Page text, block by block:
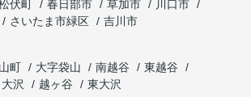
伏町 春日部市 草加市
川口市
さいたま市緑区
吉川市
町 大字袋山 南越谷
東越谷
大沢 越ヶ谷
東大沢